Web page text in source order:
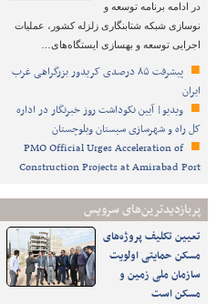
در ادامه برنامه توسعه و
نوسازی شبکه شتابنگاری زلزله کشور، عملیات
اجرایی توسعه و بهسازی ایستگاه‌های…
پیشرفت ۸۵ درصدی کریدور بزرگراهی غرب
ایران
ویدیو| آیین نکوداشت روز خبرنگار در اداره
کل راه و شهرسازی سیستان وبلوچستان
PMO Official Urges Acceleration of
Construction Projects at Amirabad Port
پربازدیدترین‌های سرویس
تعیین تکلیف پروژه‌های
مسکن حمایتی اولویت
سازمان ملی زمین و
مسکن است